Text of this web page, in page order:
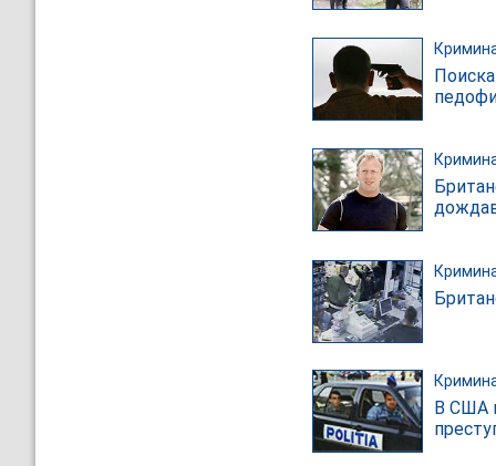
В США